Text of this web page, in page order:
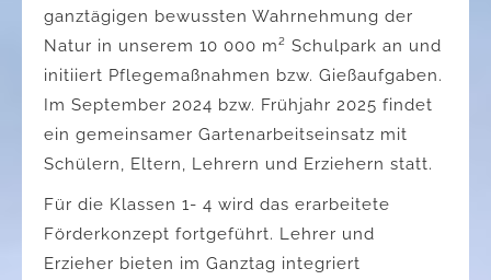
ganztägigen bewussten Wahrnehmung der
Natur in unserem 10 000 m² Schulpark an und
initiiert Pflegemaßnahmen bzw. Gießaufgaben.
Im September 2024 bzw. Frühjahr 2025 findet
ein gemeinsamer Gartenarbeitseinsatz mit
Schülern, Eltern, Lehrern und Erziehern statt.
Für die Klassen 1- 4 wird das erarbeitete
Förderkonzept fortgeführt. Lehrer und
Erzieher bieten im Ganztag integriert